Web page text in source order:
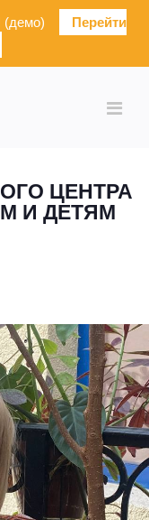
(демо)
Перейти
ЦЕНТРА
И ДЕТЯМ